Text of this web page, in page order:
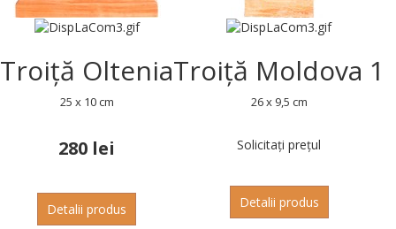
Troiță Oltenia
25 x 10 cm
280 lei
Detalii produs
Troiță Moldova 1
26 x 9,5 cm
Solicitați prețul
Detalii produs